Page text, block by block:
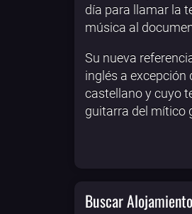
día para llamar la
música al
Su nueva
inglés a excepción
castellano y cuyo
guitarra del mítico
Buscar